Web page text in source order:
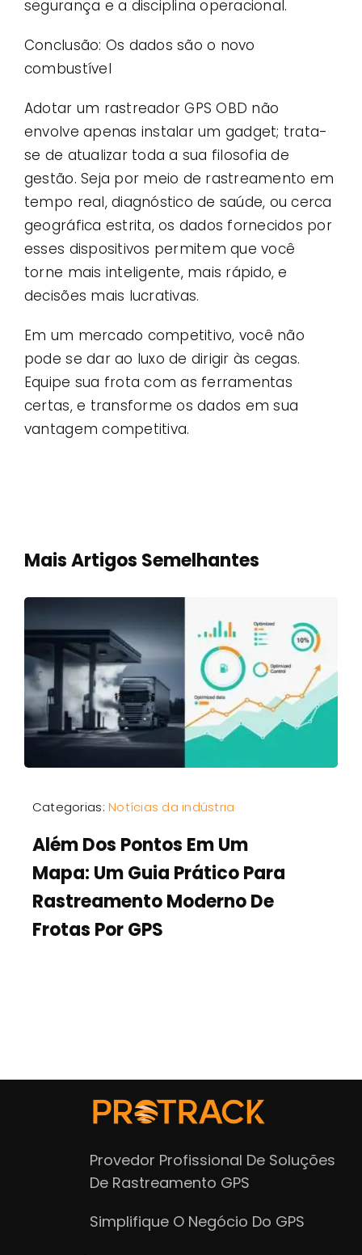
segurança e a disciplina operacional.
Conclusão: Os dados são o novo
combustível
Adotar um rastreador GPS OBD não
envolve apenas instalar um gadget; trata-
se de atualizar toda a sua filosofia de
gestão. Seja por meio de rastreamento em
tempo real, diagnóstico de saúde, ou cerca
geográfica estrita, os dados fornecidos por
esses dispositivos permitem que você
torne mais inteligente, mais rápido, e
decisões mais lucrativas.
Em um mercado competitivo, você não
pode se dar ao luxo de dirigir às cegas.
Equipe sua frota com as ferramentas
certas, e transforme os dados em sua
vantagem competitiva.
Mais Artigos Semelhantes
Categorias:Notícias da indústria
Além Dos Pontos Em Um
Mapa: Um Guia Prático Para
Rastreamento Moderno De
Frotas Por GPS
Provedor Profissional De Soluções
De Rastreamento GPS
Simplifique O Negócio Do GPS